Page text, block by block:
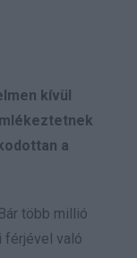
kívül
a
több millió
férjével való